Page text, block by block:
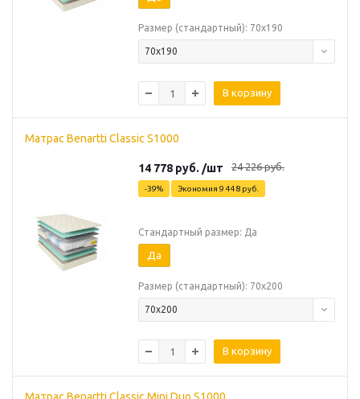
Размер (стандартный): 70х190
70х190
В корзину
Матрас Benartti Classic S1000
14 778 руб. /шт 24 226руб.
-39% Экономия 9 448 руб.
Стандартный размер: Да
Да
Размер (стандартный): 70х200
70х200
В корзину